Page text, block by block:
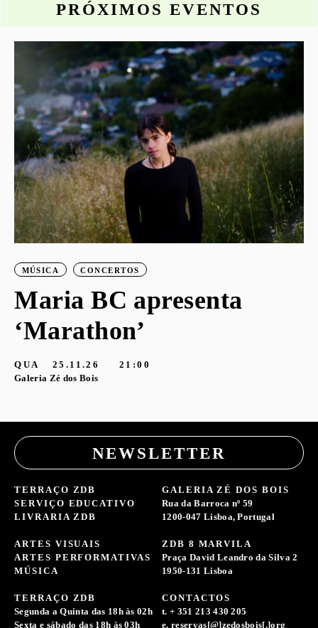
PRÓXIMOS EVENTOS
MÚSICA CONCERTOS
Maria BC apresenta
‘Marathon’
QUA 25.11.26
21:00
Galeria Zé dos Bois
NEWSLETTER
TERRAÇO ZDB
SERVIÇO EDUCATIVO
LIVRARIA ZDB
ARTES VISUAIS
ARTES PERFORMATIVAS
MÚSICA
GALERIA ZÉ DOS BOIS
Rua da Barroca nº 59
1200-047 Lisboa, Portugal
ZDB 8 MARVILA
Praça David Leandro da Silva 2
1950-131 Lisboa
TERRAÇO ZDB
Segunda a Quinta das 18h às 02h
Sexta e sábado das 18h às 03h
CONTACTOS
t. + 351 213 430 205
e. reservas[@]zedosbois[.]org